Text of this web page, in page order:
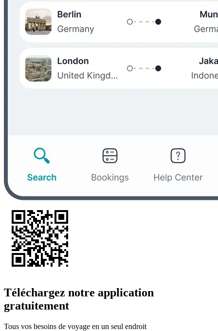
Téléchargez notre application
gratuitement
Tous vos besoins de voyage en un seul endroit